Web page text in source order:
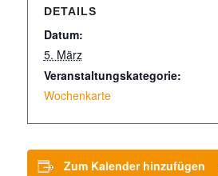
DETAILS
Datum:
5. März
Veranstaltungskategorie:
Wochenkarte
Zum Kalender hinzufügen